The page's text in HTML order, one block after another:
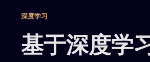
深度学习
基于深度学